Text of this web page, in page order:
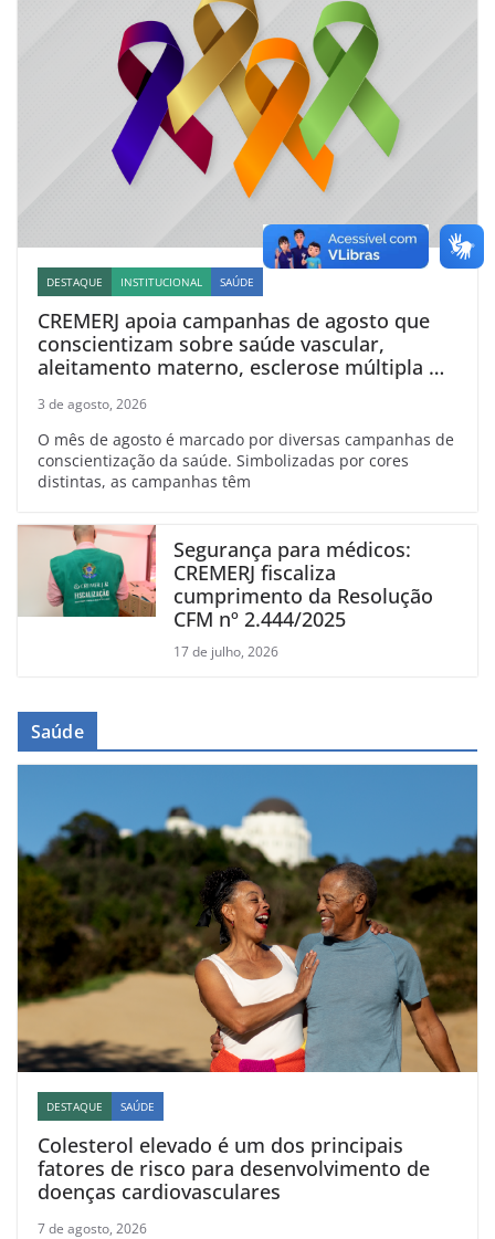
DESTAQUE INSTITUCIONAL SAÚDE
CREMERJ apoia campanhas de agosto que
conscientizam sobre saúde vascular,
aleitamento materno, esclerose múltipla e
3 de agosto, 2026
O mês de agosto é marcado por diversas campanhas de
conscientização da saúde. Simbolizadas por cores
distintas, as campanhas têm
Segurança para médicos:
CREMERJ fiscaliza
cumprimento da Resolução
CFM nº 2.444/2025
17 de julho, 2026
Saúde
DESTAQUE SAÚDE
Colesterol elevado é um dos principais
fatores de risco para desenvolvimento de
doenças cardiovasculares
7 de agosto, 2026